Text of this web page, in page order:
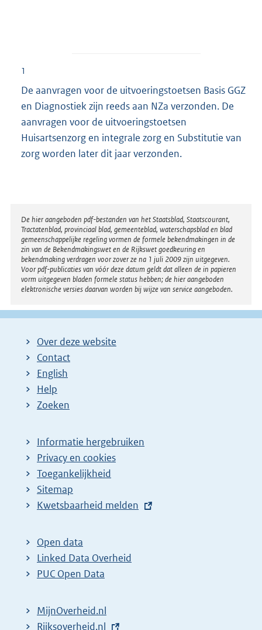
1
De aanvragen voor de uitvoeringstoetsen Basis GGZ
en Diagnostiek zijn reeds aan NZa verzonden. De
aanvragen voor de uitvoeringstoetsen
Huisartsenzorg en integrale zorg en Substitutie van
zorg worden later dit jaar verzonden.
Disclaimer
De hier aangeboden pdf-bestanden van het Staatsblad, Staatscourant,
Tractatenblad, provinciaal blad, gemeenteblad, waterschapsblad en blad
gemeenschappelijke regeling vormen de formele bekendmakingen in de
zin van de Bekendmakingswet en de Rijkswet goedkeuring en
bekendmaking verdragen voor zover ze na 1 juli 2009 zijn uitgegeven.
Voor pdf-publicaties van vóór deze datum geldt dat alleen de in papieren
vorm uitgegeven bladen formele status hebben; de hier aangeboden
elektronische versies daarvan worden bij wijze van service aangeboden.
Over deze website
Contact
English
Help
Zoeken
Informatie hergebruiken
Privacy en cookies
Toegankelijkheid
Sitemap
E
t
e
r
l
Kwetsbaarheid melden
Open data
Linked Data Overheid
PUC Open Data
MijnOverheid.nl
E
Rijksoverheid.nl